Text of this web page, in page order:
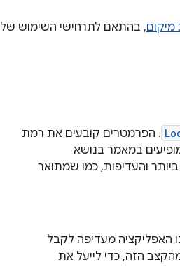
, בהתאם לתרחישי השימוש של
. הפרמטרים קובעים את רמת
במאמר בנושא
ביותר והעדיפות, כמו שמתואר
האפליקציה מעדיפה לקבל
מהקצב הזה, כדי לייעל את